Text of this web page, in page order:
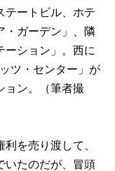
テートビル、ホテ
・ガーデン」、隣
ーション」。西に
ツ・センター」が
ョン。（筆者撮
を売り渡して、
いたのだが、冒頭